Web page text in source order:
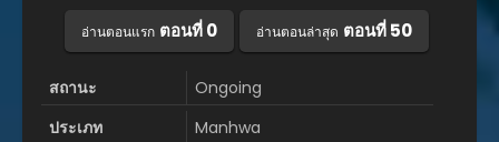
อ่านตอนแรก ตอนที่ 0 อ่านตอนล่าสุด ตอนที่ 50
สถานะ
Ongoing
ประเภท
Manhwa